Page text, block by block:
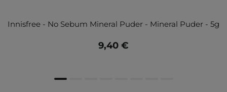
Innisfree - No Sebum Mineral Puder - Mineral Puder - 5g
9,40 €